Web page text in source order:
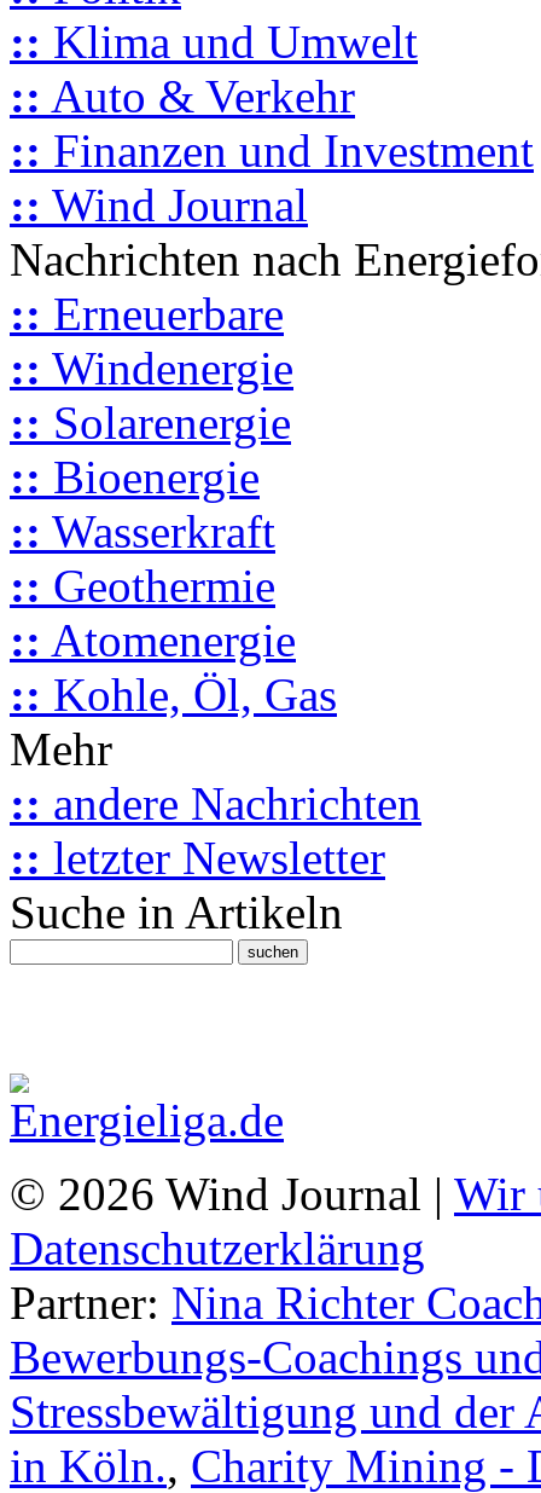
:: Klima und Umwelt
:: Auto & Verkehr
:: Finanzen und Investment
:: Wind Journal
Nachrichten nach
:: Erneuerbare
:: Windenergie
:: Solarenergie
:: Bioenergie
:: Wasserkraft
:: Geothermie
:: Atomenergie
:: Kohle, Öl, Gas
Mehr
:: andere Nachrichten
:: letzter Newsletter
Suche in Artikeln
© 2026 Wind Journal | Wir
Datenschutzerklärung
Partner: Nina Richter
Bewerbungs-Coachings
Stressbewältigung und
in Köln., Charity Mining -